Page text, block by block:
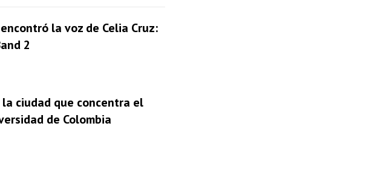
la voz de Celia Cruz:
2
ciudad que concentra el
de Colombia